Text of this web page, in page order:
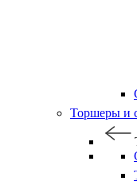
Торшеры и